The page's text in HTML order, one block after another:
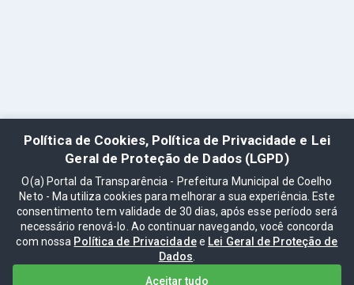
Política de Cookies, Política de Privacidade e Lei
Geral de Proteção de Dados (LGPD)
O(a) Portal da Transparência - Prefeitura Municipal de Coelho
Neto - Ma utiliza cookies para melhorar a sua experiência. Este
consentimento tem validade de 30 dias, após esse período será
necessário renová-lo. Ao continuar navegando, você concorda
com nossa Política de Privacidadee Lei Geral de Proteção de
Dados
Aceitar tudo